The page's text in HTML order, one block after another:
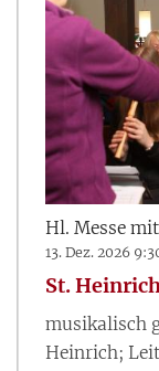
Hl. Messe
13. Dez. 2026
St.
musikalisch
Heinrich;